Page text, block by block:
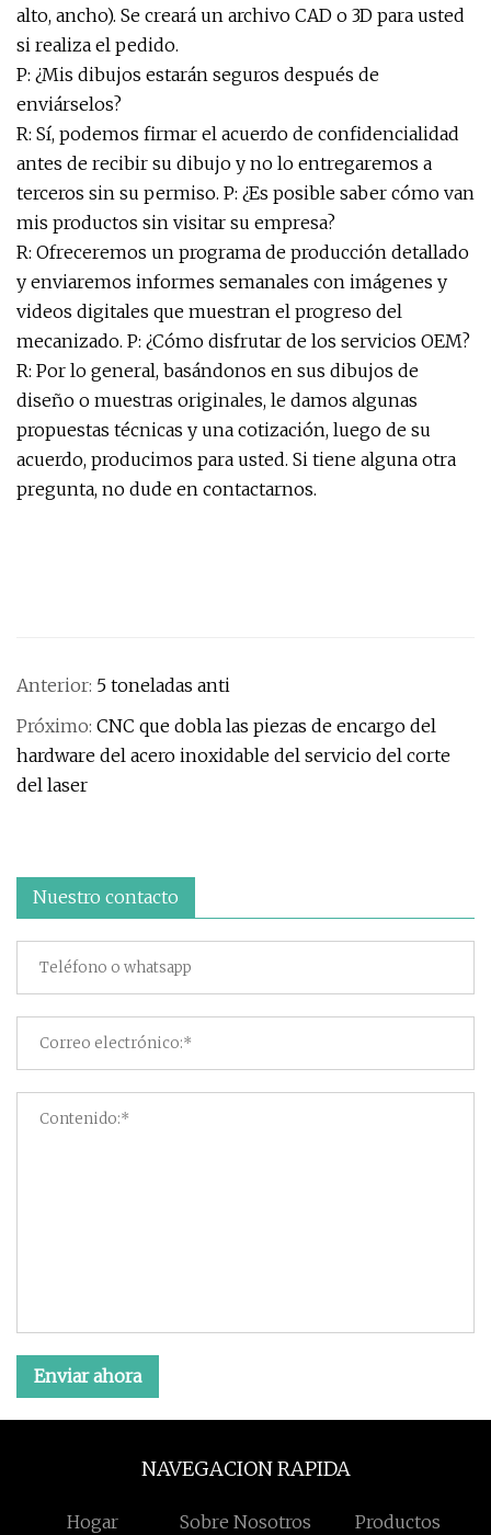
alto, ancho). Se creará un archivo CAD o 3D para usted
si realiza el pedido.
P: ¿Mis dibujos estarán seguros después de
enviárselos?
R: Sí, podemos firmar el acuerdo de confidencialidad
antes de recibir su dibujo y no lo entregaremos a
terceros sin su permiso. P: ¿Es posible saber cómo van
mis productos sin visitar su empresa?
R: Ofreceremos un programa de producción detallado
y enviaremos informes semanales con imágenes y
videos digitales que muestran el progreso del
mecanizado. P: ¿Cómo disfrutar de los servicios OEM?
R: Por lo general, basándonos en sus dibujos de
diseño o muestras originales, le damos algunas
propuestas técnicas y una cotización, luego de su
acuerdo, producimos para usted. Si tiene alguna otra
pregunta, no dude en contactarnos.
Anterior: 5 toneladas anti
Próximo: CNC que dobla las piezas de encargo del
hardware del acero inoxidable del servicio del corte
del laser
Nuestro contacto
Enviar ahora
NAVEGACION RAPIDA
Hogar Sobre Nosotros Productos